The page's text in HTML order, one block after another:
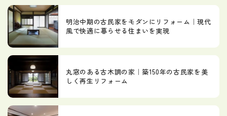
明治中期の古民家をモダンにリフォーム｜現代
風で快適に暮らせる住まいを実現
丸窓のある古木調の家｜築150年の古民家を美
しく再生リフォーム